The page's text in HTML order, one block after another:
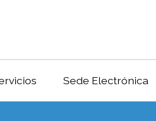
Sede Electrónica